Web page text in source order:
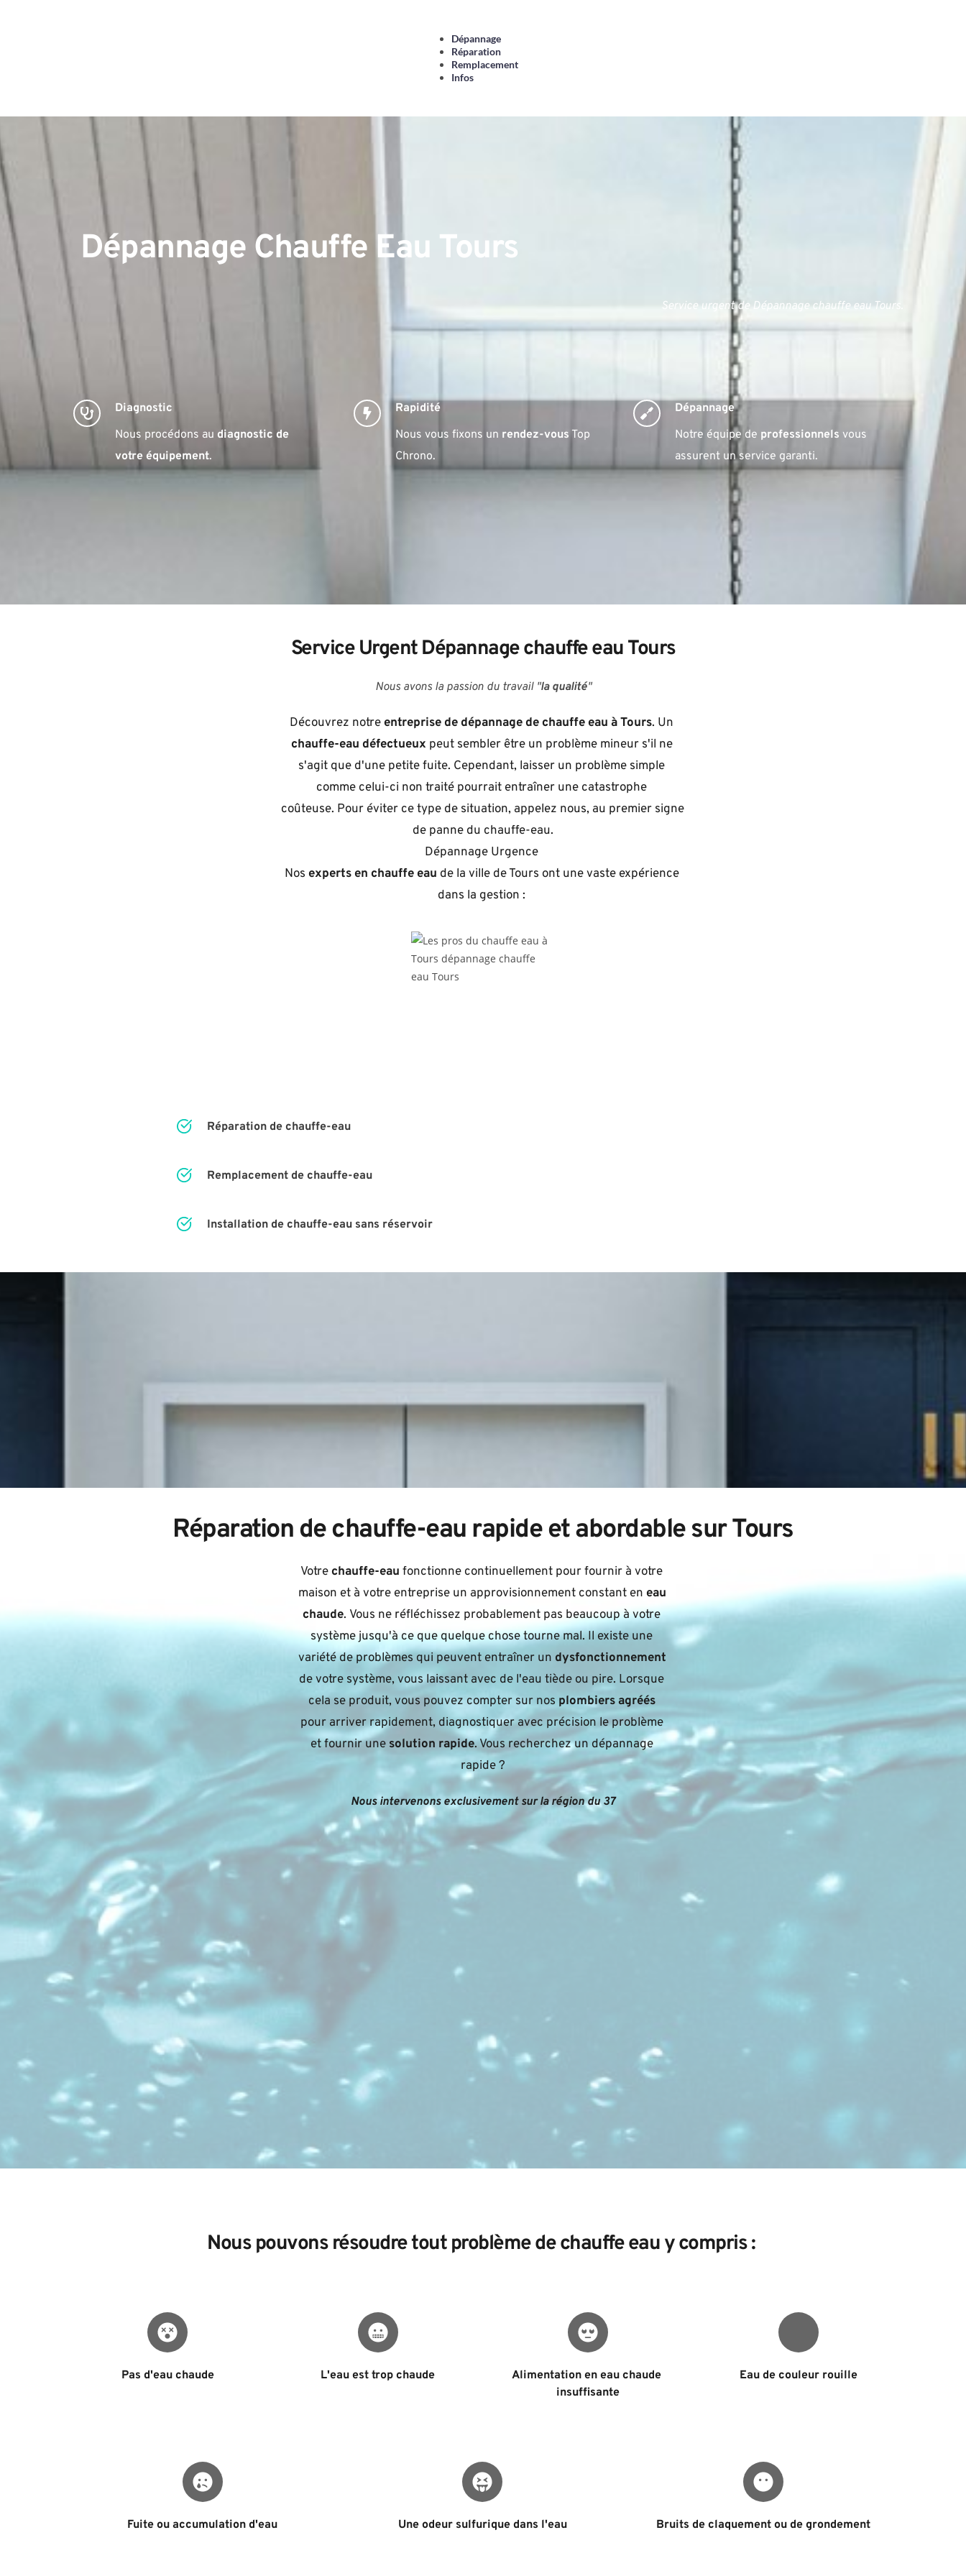
Dépannage
Réparation
Remplacement
Infos
Dépannage Chauffe Eau Tours
Service urgent de Dépannage chauffe eau Tours.
Diagnostic
Nous procédons au diagnostic de
votre équipement.
Rapidité
Nous vous fixons un rendez-vous Top
Chrono.
Dépannage
Notre équipe de professionnels vous
assurent un service garanti.
Service Urgent Dépannage chauffe eau Tours
Nous avons la passion du travail "la qualité"
Découvrez notre entreprise de dépannage de chauffe eau à Tours
chauffe-eau défectueux peut sembler être un problème mineur s'il ne
s'agit que d'une petite fuite. Cependant, laisser un problème simple
comme celui-ci non traité pourrait entraîner une catastrophe
coûteuse. Pour éviter ce type de situation, appelez nous, au premier signe
de panne du chauffe-eau.
Dépannage Urgence
Nos experts en chauffe eau de la ville de Tours ont une vaste expérience
dans la gestion :
Réparation de chauffe-eau
Remplacement de chauffe-eau
Installation de chauffe-eau sans réservoir
Réparation de chauffe-eau rapide et abordable sur Tours
Votre chauffe-eau fonctionne continuellement pour fournir à votre
maison et à votre entreprise un approvisionnement constant en eau
chaude. Vous ne réfléchissez probablement pas beaucoup à votre
système jusqu'à ce que quelque chose tourne mal. Il existe une
variété de problèmes qui peuvent entraîner un dysfonctionnement
de votre système, vous laissant avec de l'eau tiède ou pire. Lorsque
cela se produit, vous pouvez compter sur nos plombiers agréés
pour arriver rapidement, diagnostiquer avec précision le problème
et fournir une solution rapide. Vous recherchez un dépannage
rapide ?
Nous intervenons exclusivement sur la région du 37
Nous pouvons résoudre tout problème de chauffe eau y compris :
Pas d'eau chaude L'eau est trop chaude
Alimentation en eau chaude
insuffisante
Eau de couleur rouille
Fuite ou accumulation d'eau Une odeur sulfurique dans l'eau Bruits de claquement ou de grondement